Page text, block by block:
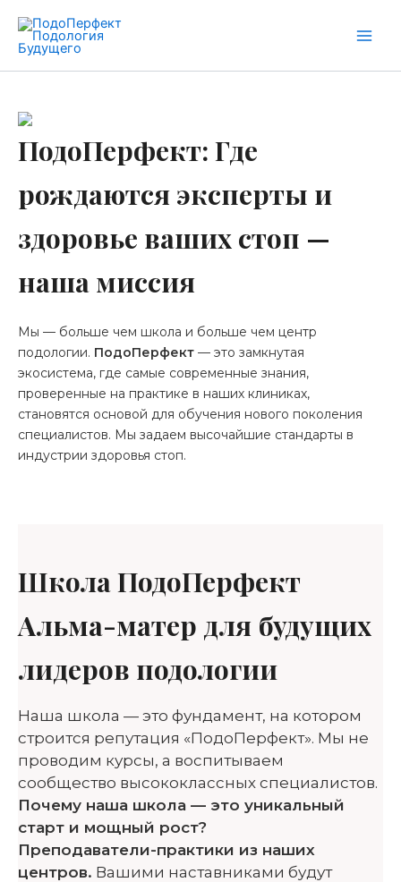
содержимому
ПодоПерфект: Где
рождаются эксперты и
здоровье ваших стоп —
наша миссия
Мы — больше чем школа и больше чем центр
подологии. ПодоПерфект — это замкнутая
экосистема, где самые современные знания,
проверенные на практике в наших клиниках,
становятся основой для обучения нового поколения
специалистов. Мы задаем высочайшие стандарты в
индустрии здоровья стоп.
Школа ПодоПерфект
Альма-матер для будущих
лидеров подологии
Наша школа — это фундамент, на котором
строится репутация «ПодоПерфект». Мы не
проводим курсы, а воспитываем
сообщество высококлассных специалистов.
Почему наша школа — это уникальный
старт и мощный рост?
Преподаватели-практики из наших
центров. Вашими наставниками будут